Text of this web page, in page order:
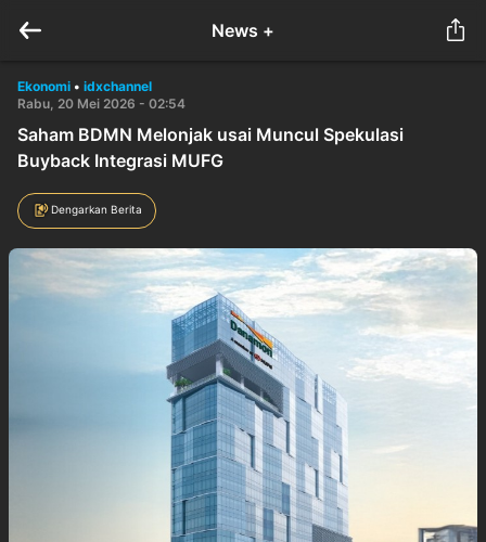
News +
Ekonomi • idxchannel
Rabu, 20 Mei 2026 - 02:54
Saham BDMN Melonjak usai Muncul Spekulasi
Buyback Integrasi MUFG
Dengarkan Berita